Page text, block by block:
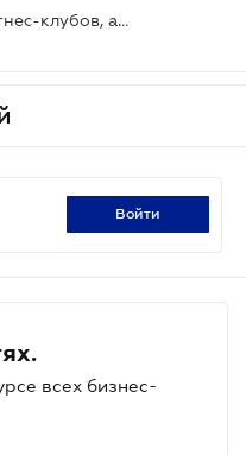
Минздрав разрешил работу фитнес-клубов, автошкол и ж/д транспорта
войти
всех бизнес-